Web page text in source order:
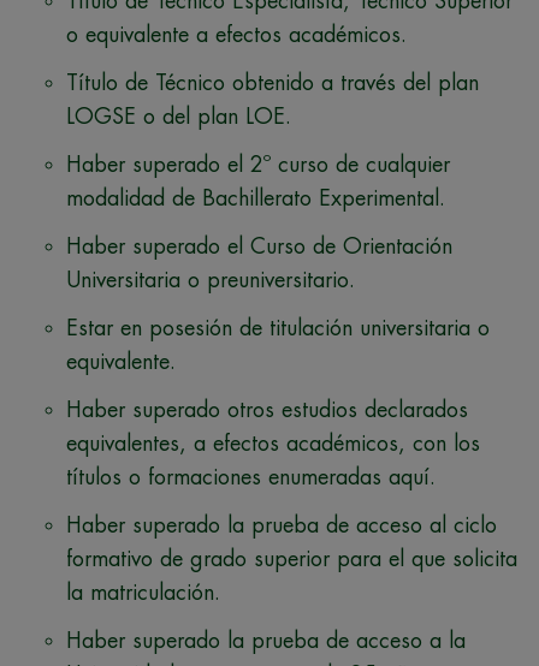
o equivalente a efectos académicos.
Título de Técnico obtenido a través del plan
LOGSE o del plan LOE.
Haber superado el 2º curso de cualquier
modalidad de Bachillerato Experimental.
Haber superado el Curso de Orientación
Universitaria o preuniversitario.
Estar en posesión de titulación universitaria o
equivalente.
Haber superado otros estudios declarados
equivalentes, a efectos académicos, con los
títulos o formaciones enumeradas aquí.
Haber superado la prueba de acceso al ciclo
formativo de grado superior para el que solicita
la matriculación.
Haber superado la prueba de acceso a la